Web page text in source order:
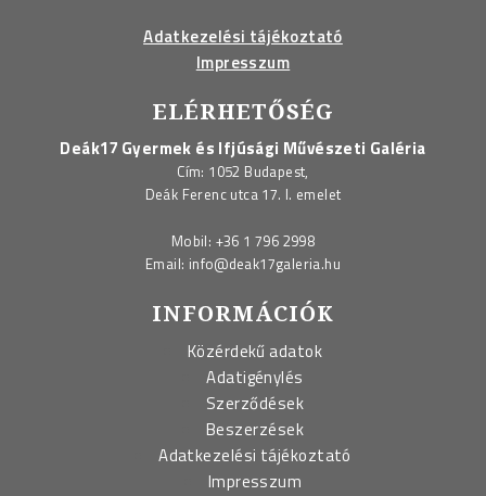
Adatkezelési tájékoztató
Impresszum
ELÉRHETŐSÉG
Deák17 Gyermek és Ifjúsági Művészeti Galéria
Cím: 1052 Budapest,
Deák Ferenc utca 17. I. emelet
Mobil: +36 1 796 2998
Email: info@deak17galeria.hu
INFORMÁCIÓK
Közérdekű adatok
Adatigénylés
Szerződések
Beszerzések
Adatkezelési tájékoztató
Impresszum